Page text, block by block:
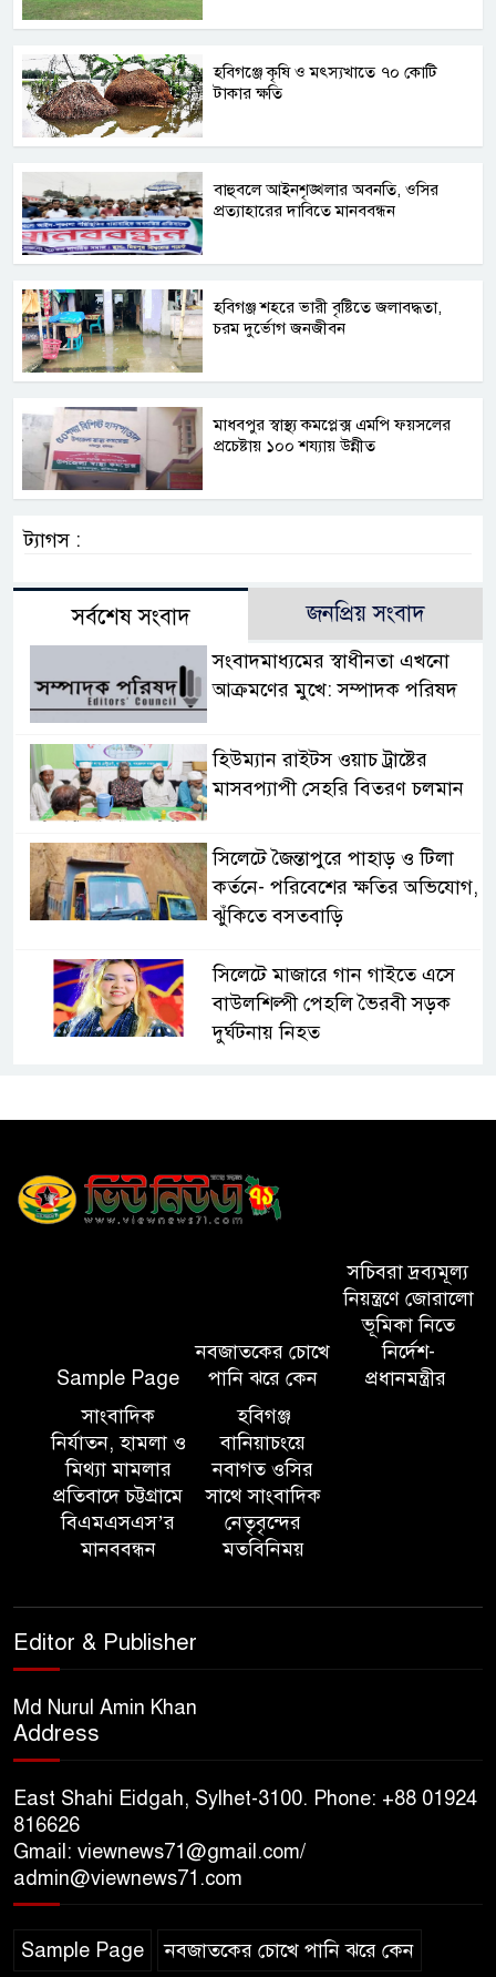
হবিগঞ্জে কৃষি ও মৎস্যখাতে ৭০ কোটি
টাকার ক্ষতি
বাহুবলে আইনশৃঙ্খলার অবনতি, ওসির
প্রত্যাহারের দাবিতে মানববন্ধন
হবিগঞ্জ শহরে ভারী বৃষ্টিতে জলাবদ্ধতা,
চরম দুর্ভোগ জনজীবন
মাধবপুর স্বাস্থ্য কমপ্লেক্স এমপি ফয়সলের
প্রচেষ্টায় ১০০ শয্যায় উন্নীত
ট্যাগস :
সর্বশেষ সংবাদ জনপ্রিয় সংবাদ
সংবাদমাধ্যমের স্বাধীনতা এখনো
আক্রমণের মুখে: সম্পাদক পরিষদ
হিউম্যান রাইটস ওয়াচ ট্রাষ্টের
মাসবপ্যাপী সেহরি বিতরণ চলমান
সিলেটে জৈন্তাপুরে পাহাড় ও টিলা
কর্তনে- পরিবেশের ক্ষতির অভিযোগ,
ঝুঁকিতে বসতবাড়ি
সিলেটে মাজারে গান গাইতে এসে
বাউলশিল্পী পেহলি ভৈরবী সড়ক
দুর্ঘটনায় নিহত
ঢাকা-সিলেট মহাসড়কে দুটি
নিহত ৯, পরিবারকে আর্থিক সহযোগিতা
‘জাতীয় প্রবাসী দিবস’ উদযাপনের
লক্ষ্যে আন্তঃমন্ত্রণালয় সভা অনুষ্ঠিত
সিলেট ইসলামিক ফাউন্ডেশনে
জুলাই গণঅভ্যুত্থান দিবস ২০২৬
উপলক্ষ্যে আলোচনা সভা ও দু’আ
মাহফিল
পরিবেশ রক্ষায় ব্যক্তিগত উদ্যোগ
সমাজের জন্য অনুকরণীয় মডেল-
বিভাগীয় কমিশনার
সিলেট মেট্রোপলিটন পুলিশ
শহীদদের প্রতি গভীর শ্রদ্ধা নিবেদন করেন
মামলায় এক বছরের সাজা
‘সমন্বিত উদ্যোগেই গড়ে উঠবে
আধুনিক সিলেট’ – বাণিজ্যমন্ত্রী
ত্রিতরঙ্গের বাদল সাঁঝের বর্ণাঢ্য
Sample Page
নবজাতকের চোখে
পানি ঝরে কেন
সচিবরা দ্রব্যমূল্য
নিয়ন্ত্রণে জোরালো
ভূমিকা নিতে
নির্দেশ-
প্রধানমন্ত্রীর
সাংবাদিক
নির্যাতন, হামলা ও
মিথ্যা মামলার
প্রতিবাদে চট্টগ্রামে
বিএমএসএস’র
মানববন্ধন
হবিগঞ্জ
বানিয়াচংয়ে
নবাগত ওসির
সাথে সাংবাদিক
নেতৃবৃন্দের
মতবিনিময়
Editor & Publisher
Md Nurul Amin Khan
Address
East Shahi Eidgah, Sylhet-3100. Phone: +88 01924
816626
Gmail: viewnews71@gmail.com/
admin@viewnews71.com
Sample Page নবজাতকের চোখে পানি ঝরে কেন